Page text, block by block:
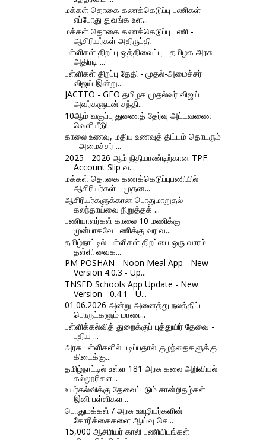
மக்கள் தொகை கணக்கெடுப்பு பணிகள்
எப்போது துவங்க உள...
மக்கள் தொகை கணக்கெடுப்பு பணி -
ஆசிரியர்கள் அதிருப்தி
பள்ளிகள் திறப்பு ஒத்திவைப்பு - தமிழக அரசு
அதிரடி ...
பள்ளிகள் திறப்பு தேதி - முதல்-அமைச்சர்
விஜய் இன்று...
JACTTO - GEO தமிழக முதல்வர் விஜய்
அவர்களுடன் சந்தி...
10ஆம் வகுப்பு துணைத் தேர்வு அட்டவணை
வெளியீடு!
காலை உணவு, மதிய உணவுத் திட்டம் தொடரும்
- அமைச்சர் ...
2025 - 2026 ஆம் நிதியாண்டிற்கான TPF
Account Slip வ...
மக்கள் தொகை கணக்கெடுப்புபணியில்
ஆசிரியர்கள் - முதன...
ஆசிரியர்களுக்கான பொதுமாறுதல்
கலந்தாய்வை நிறுத்தக் ...
பணியாளர்கள் காலை 10 மணிக்கு
முன்பாகவே பணிக்கு வர வ...
தமிழ்நாட்டில் பள்ளிகள் திறப்பை ஒரு வாரம்
தள்ளி வைக...
PM POSHAN - Noon Meal App - New
Version 4.0.3 - Up...
TNSED Schools App Update - New
Version - 0.4.1 - U...
01.06.2026 அன்று அனைத்து நலத்திட்ட
பொருட்களும் மாண...
பள்ளிக்கல்வித் துறைக்குப் புத்துயிர் தேவை -
புதிய ...
அரசு பள்ளிகளில் படிப்பதால் குழந்தைகளுக்கு
கிடைக்கு...
தமிழ்நாட்டில் உள்ள 181 அரசு கலை அறிவியல்
கல்லூரிகள...
உயர்கல்விக்கு தேவைப்படும் சான்றிதழ்கள்
இனி பள்ளிகள...
பொதுமக்கள் / அரசு ஊழியர்களின்
கோரிக்கைகளை ஆய்வு செ...
15,000 ஆசிரியர் காலி பணியிடங்கள்